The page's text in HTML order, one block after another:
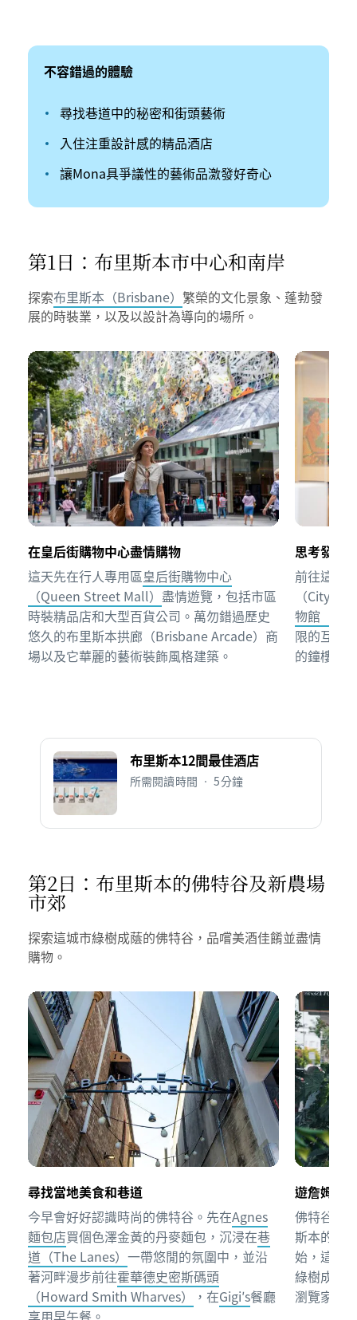
不容錯過的體驗
尋找巷道中的秘密和街頭藝術
入住注重設計感的精品酒店
讓Mona具爭議性的藝術品激發好奇心
第1日：布里斯本市中心和南岸
探索布里斯本（Brisbane） 繁榮的文化景象、蓬勃發
展的時裝業，以及以設計為導向的場所。
在皇后街購物中心盡情購物
這天先在行人專用區皇后街購物中心
（Queen Street Mall） 盡情遊覽，包括市區
時裝精品店和大型百貨公司。萬勿錯過歷史
悠久的布里斯本拱廊（Brisbane Arcade）商
場以及它華麗的藝術裝飾風格建築。
思考發人
前往這城
（City
物館（
限的互動
的鐘樓，
布里斯本12間最佳酒店
所需閱讀時間 • 5分鐘
第2日：布里斯本的佛特谷及新農場
市郊
探索這城市綠樹成蔭的佛特谷，品嚐美酒佳餚並盡情
購物。
尋找當地美食和巷道
今早會好好認識時尚的佛特谷。先在Agnes
麵包店買個色澤金黃的丹麥麵包，沉浸在巷
道（The Lanes） 一帶悠閒的氛圍中，並沿
著河畔漫步前往霍華德史密斯碼頭
（Howard Smith Wharves）
，在Gigi′s餐廳
享用早午餐。
遊詹姆斯
佛特谷的
斯本的終
始，這酒
綠樹成蔭
瀏覽家居